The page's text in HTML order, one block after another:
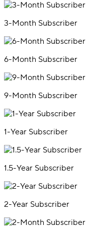
3-Month Subscriber
6-Month Subscriber
9-Month Subscriber
1-Year Subscriber
1.5-Year Subscriber
2-Year Subscriber